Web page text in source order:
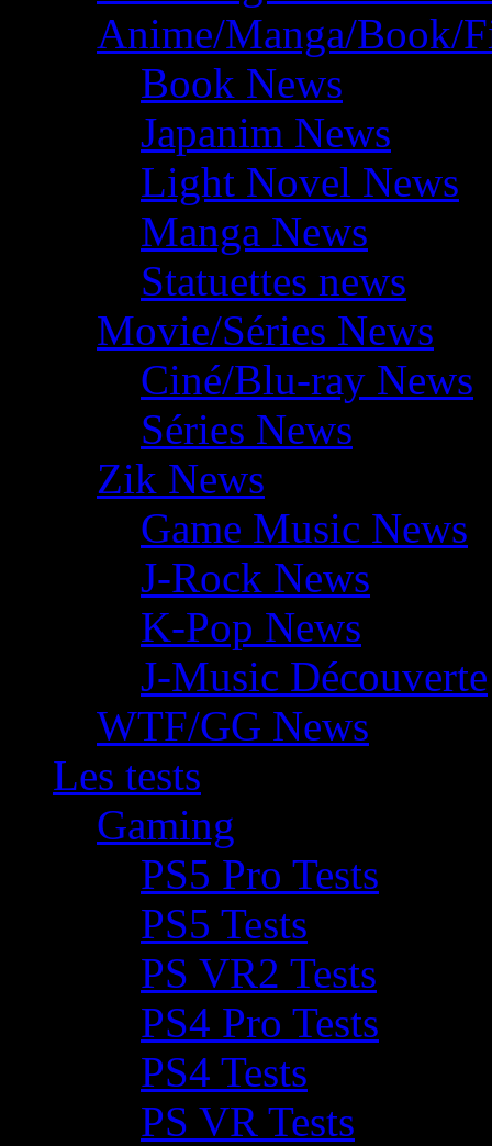
Anime/Manga/Book/
Book News
Japanim News
Light Novel News
Manga News
Statuettes news
Movie/Séries News
Ciné/Blu-ray News
Séries News
Zik News
Game Music News
J-Rock News
K-Pop News
J-Music Découverte
WTF/GG News
Les tests
Gaming
PS5 Pro Tests
PS5 Tests
PS VR2 Tests
PS4 Pro Tests
PS4 Tests
PS VR Tests